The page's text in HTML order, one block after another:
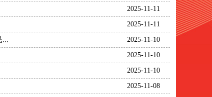
2025-11-11
2025-11-11
2025-11-10
...
2025-11-10
2025-11-10
2025-11-08